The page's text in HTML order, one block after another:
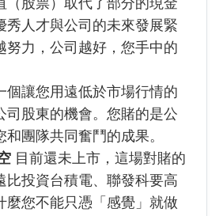
（股票）取代了部分的現金
秀人才與公司的未來發展緊
努力，公司越好，您手中的
個讓您用遠低於市場行情的
司股東的機會。您賭的是公
團隊共同奮鬥的成果。
目前還未上市，這場對賭的
比投資台積電、聯發科要高
麼您不能只憑「感覺」就做